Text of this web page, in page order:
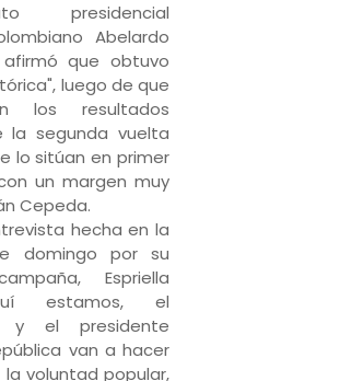
presidencial
Abelardo
que obtuvo
luego de que
los resultados
la segunda vuelta
lo sitúan en primer
un margen muy
Cepeda.
hecha en la
domingo por su
Espriella
estamos, el
y el presidente
van a hacer
voluntad popular,